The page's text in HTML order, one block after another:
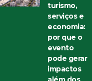
turismo,
serviços e
economia:
por que o
evento
pode gerar
impactos